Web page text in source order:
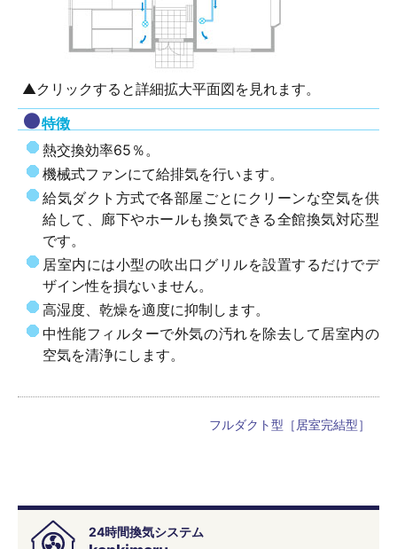
▲クリックすると詳細拡大平面図を見れます。
特徴
熱交換効率65％。
機械式ファンにて給排気を行います。
給気ダクト方式で各部屋ごとにクリーンな空気を供
給して、廊下やホールも換気できる全館換気対応型
です。
居室内には小型の吹出口グリルを設置するだけでデ
ザイン性を損ないません。
高湿度、乾燥を適度に抑制します。
中性能フィルターで外気の汚れを除去して居室内の
空気を清浄にします。
フルダクト型［居室完結型］
24時間換気システム